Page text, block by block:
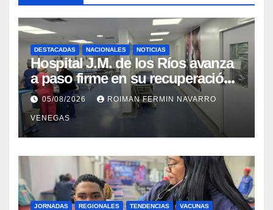
DESTACADAS NACIONALES NOTICIAS
Hospital J.M. de los Ríos avanza
a paso firme en su recuperación
tras los recientes eventos
sísmicos
05/08/2026 ROIMAN FERMIN NAVARRO
VENEGAS
JORNADAS REGIONALES TENDENCIAS VACUNAS